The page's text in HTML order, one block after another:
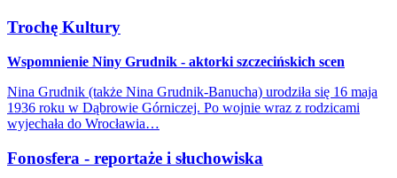
Trochę Kultury
Wspomnienie Niny Grudnik - aktorki szczecińskich scen
Nina Grudnik (także Nina Grudnik-Banucha) urodziła się 16 maja
1936 roku w Dąbrowie Górniczej. Po wojnie wraz z rodzicami
wyjechała do Wrocławia…
Fonosfera - reportaże i słuchowiska